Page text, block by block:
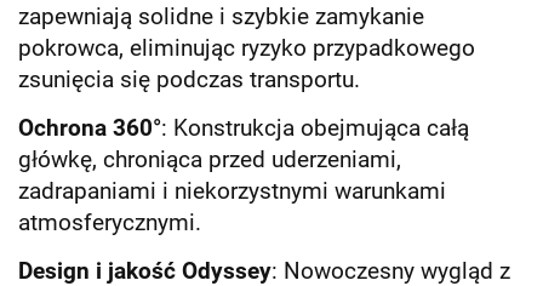
zapewniają solidne i szybkie zamykanie
pokrowca, eliminując ryzyko przypadkowego
zsunięcia się podczas transportu.
Ochrona 360°: Konstrukcja obejmująca całą
główkę, chroniąca przed uderzeniami,
zadrapaniami i niekorzystnymi warunkami
atmosferycznymi.
Design i jakość Odyssey: Nowoczesny wygląd z